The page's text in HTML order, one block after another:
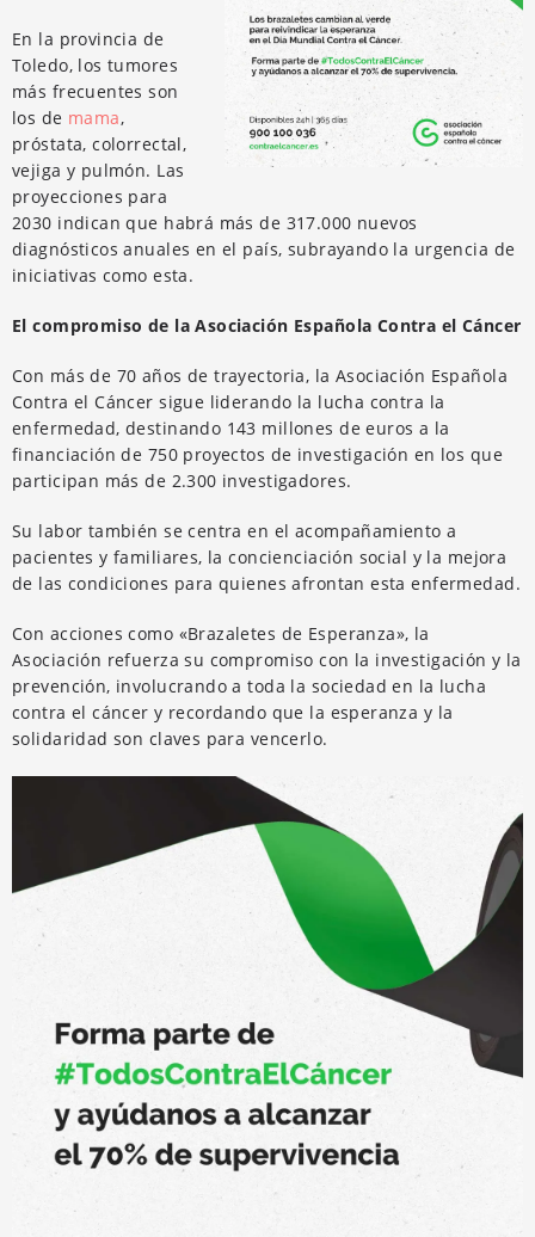
En la provincia de
Toledo, los tumores
más frecuentes son
los de mama,
próstata, colorrectal,
vejiga y pulmón. Las
proyecciones para
2030 indican que habrá más de 317.000 nuevos
diagnósticos anuales en el país, subrayando la urgencia de
iniciativas como esta.
El compromiso de la Asociación Española Contra el Cáncer
Con más de 70 años de trayectoria, la Asociación Española
Contra el Cáncer sigue liderando la lucha contra la
enfermedad, destinando 143 millones de euros a la
financiación de 750 proyectos de investigación en los que
participan más de 2.300 investigadores.
Su labor también se centra en el acompañamiento a
pacientes y familiares, la concienciación social y la mejora
de las condiciones para quienes afrontan esta enfermedad.
Con acciones como «Brazaletes de Esperanza», la
Asociación refuerza su compromiso con la investigación y la
prevención, involucrando a toda la sociedad en la lucha
contra el cáncer y recordando que la esperanza y la
solidaridad son claves para vencerlo.